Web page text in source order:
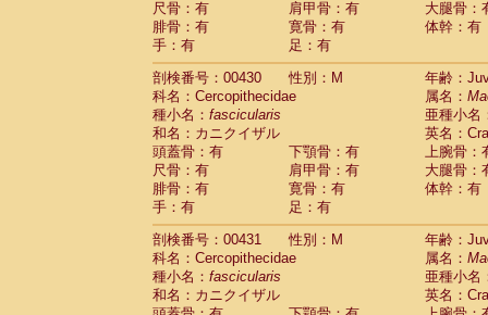
尺骨：有
肩甲骨：有
大腿骨：
腓骨：有
寛骨：有
体幹：有
手：有
足：有
剖検番号：00430
性別：M
年齢：
科名：Cercopithecidae
属名：
種小名： fascicularis
亜種小名
和名：カニクイザル
英名：
頭蓋骨：有
下顎骨：有
上腕骨：
尺骨：有
肩甲骨：有
大腿骨：
腓骨：有
寛骨：有
体幹：有
手：有
足：有
剖検番号：00431
性別：M
年齢：
科名：Cercopithecidae
属名：
種小名： fascicularis
亜種小名
和名：カニクイザル
英名：